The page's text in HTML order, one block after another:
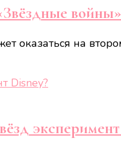
войны»
оказаться на